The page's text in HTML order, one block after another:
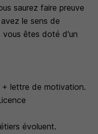
saurez faire preuve
le sens de
vous êtes doté d'un
lettre de motivation.
évoluent.